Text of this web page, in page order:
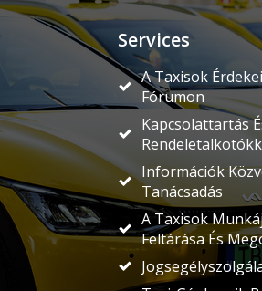
Services
A Taxisok
Fórumon
Kapcsolattartás
Információk
Tanácsadás
A Taxisok
Feltárása És